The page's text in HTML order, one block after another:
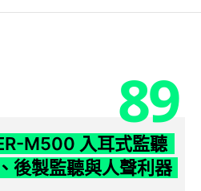
89
M500 入耳式監聽
後製監聽與人聲利器